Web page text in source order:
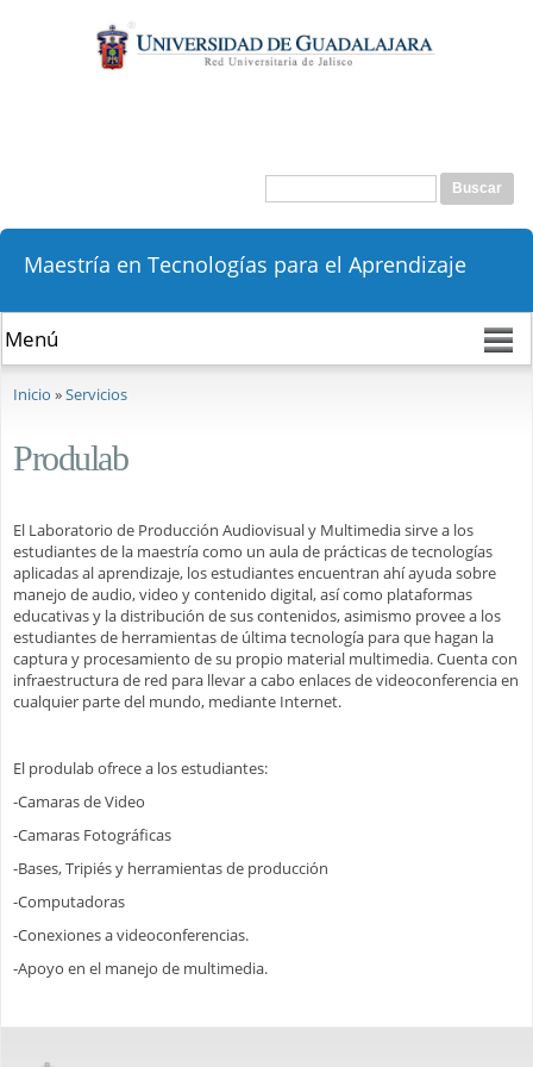
contenido
principal
Formulario de búsqueda
Buscar
Maestría en Tecnologías para el Aprendizaje
Inicio »Servicios
Produlab
El Laboratorio de Producción Audiovisual y Multimedia sirve a los
estudiantes de la maestría como un aula de prácticas de tecnologías
aplicadas al aprendizaje, los estudiantes encuentran ahí ayuda sobre
manejo de audio, video y contenido digital, así como plataformas
educativas y la distribución de sus contenidos, asimismo provee a los
estudiantes de herramientas de última tecnología para que hagan la
captura y procesamiento de su propio material multimedia. Cuenta con
infraestructura de red para llevar a cabo enlaces de videoconferencia en
cualquier parte del mundo, mediante Internet.
El produlab ofrece a los estudiantes:
-Camaras de Video
-Camaras Fotográficas
-Bases, Tripiés y herramientas de producción
-Computadoras
-Conexiones a videoconferencias.
-Apoyo en el manejo de multimedia.